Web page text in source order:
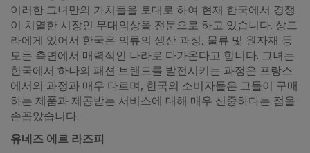
이러한 그녀만의 가치들을 토대로 하여 현재 한국에서 경쟁
이 치열한 시장인 무대의상을 전문으로 하고 있습니다. 상드
라에게 있어서 한국은 의류의 생산 과정, 물류 및 원자재 등
모든 측면에서 매력적인 나라로 다가온다고 합니다. 그녀는
한국에서 하나의 패션 브랜드를 발전시키는 과정은 프랑스
에서의 과정과 매우 다르며, 한국의 소비자들은 그들이 구매
하는 제품과 제공받는 서비스에 대해 매우 신중하다는 점을
손꼽았습니다.
유네즈 에르 라즈피